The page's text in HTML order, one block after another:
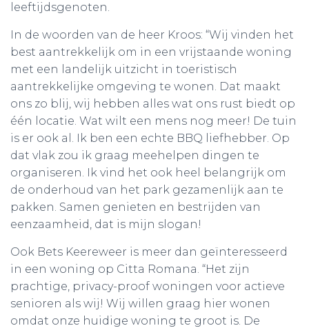
leeftijdsgenoten.
In de woorden van de heer Kroos: “Wij vinden het
best aantrekkelijk om in een vrijstaande woning
met een landelijk uitzicht in toeristisch
aantrekkelijke omgeving te wonen. Dat maakt
ons zo blij, wij hebben alles wat ons rust biedt op
één locatie. Wat wilt een mens nog meer! De tuin
is er ook al. Ik ben een echte BBQ liefhebber. Op
dat vlak zou ik graag meehelpen dingen te
organiseren. Ik vind het ook heel belangrijk om
de onderhoud van het park gezamenlijk aan te
pakken. Samen genieten en bestrijden van
eenzaamheid, dat is mijn slogan!
Ook Bets Keereweer is meer dan geïnteresseerd
in een woning op Citta Romana. “Het zijn
prachtige, privacy-proof woningen voor actieve
senioren als wij! Wij willen graag hier wonen
omdat onze huidige woning te groot is. De